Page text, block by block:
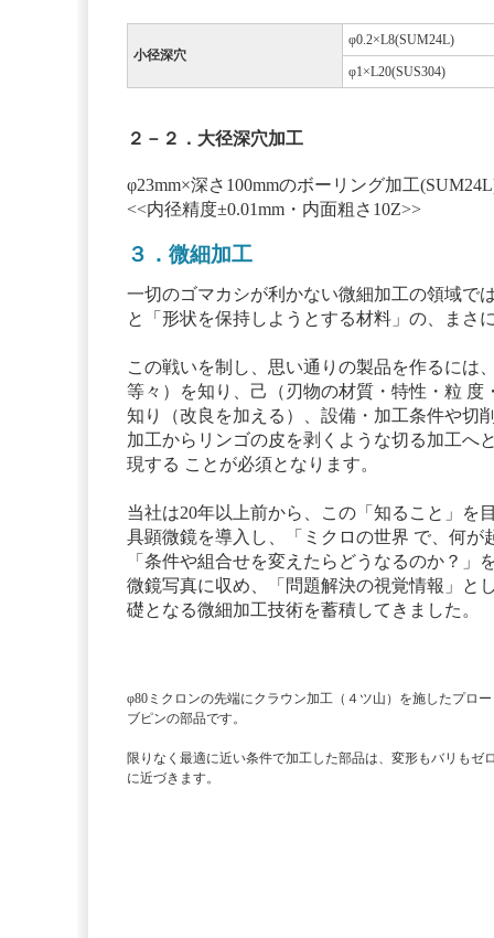
小径深穴
φ0.2×L8(SUM24L)
φ1×L20(SUS304)
２－２．大径深穴加工
φ23mm×深さ100mmのボーリング加工
<<内径精度±0.01mm・内面粗さ10Z>>
３．微細加工
一切のゴマカシが利かない微細加工の領域で
と「形状を保持しようとする材料」の、まさ
この戦いを制し、思い通りの製品を作るには
等々）を知り、己（刃物の材質・特性・粒 度
知り（改良を加える）、設備・加工条件や切
加工からリンゴの皮を剥くような切る加工へ
現する ことが必須となります。
当社は20年以上前から、この「知ること」を
具顕微鏡を導入し、「ミクロの世界 で、何が
「条件や組合せを変えたらどうなるのか？」
微鏡写真に収め、「問題解決の視覚情報」と
礎となる微細加工技術を蓄積してきました。
φ80ミクロンの先端にクラウン加工（４ツ山）を施したプロー
ブピンの部品です。
限りなく最適に近い条件で加工した部品は、変形もバリもゼ
に近づきます。